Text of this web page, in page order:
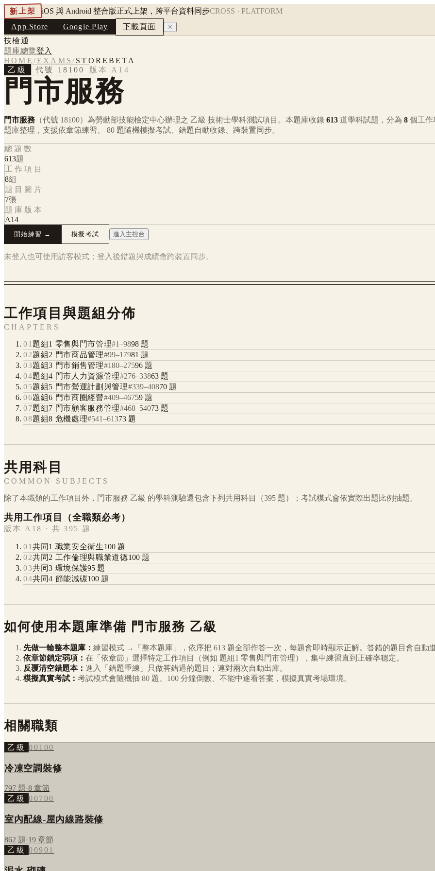
新上架 iOS 與 Android 整合版正式上架，跨平台資料同步CROSS · PLATFORM
App Store
Google Play 下載頁面 ✕
技檢通
題庫總覽登入
HOME /EXAMS/STOREBETA
乙級
代號 18100 版本 A14
門市服務
門市服務 （代號 18100） 為勞動部技能檢定中心辦理之 乙級 技術士學科測試項目。本題庫收錄 613 道學科試題，分為 8 個工作
題庫整理，支援依章節練習、 80 題隨機模擬考試、錯題自動收錄、跨裝置同步。
總題數
613題
工作項目
8組
題目圖片
7張
題庫版本
A14
開始練習 → 模擬考試 進入主控台
未登入也可使用訪客模式；登入後錯題與成績會跨裝置同步。
工作項目與題組分佈
CHAPTERS
01 題組1 零售與門市管理#1–9898 題
02題組2 門市商品管理#99–17981 題
03題組3 門市銷售管理#180–27596題
04題組4 門市人力資源管理#276–33863題
05題組5 門市營運計劃與管理#339–40870題
06題組6 門市商圈經營#409–46759題
07題組7 門市顧客服務管理#468–54073題
08題組8 危機處理#541–61373 題
共用科目
COMMON SUBJECTS
除了本職類的工作項目外， 門市服務 乙級 的學科測驗還包含下列共用科目（395 題）；考試模式會依實際出題比例抽題。
共用工作項目（全職類必考）
版本 A18 · 共 395 題
01共同1 職業安全衛生100題
02共同2 工作倫理與職業道德100題
03共同3 環境保護95 題
04共同4 節能減碳100 題
如何使用本題庫準備 門市服務 乙級
先做一輪整本題庫： 練習模式 →「整本題庫」，依序把 613 題全部作答一次，每題會即時顯示正解。答錯的題目會自動
依章節鎖定弱項： 在「依章節」選擇特定工作項目（例如 題組1 零售與門市管理），集中練習直到正確率穩定。
反覆清空錯題本： 進入「錯題重練」只做答錯過的題目；連對兩次自動出庫。
模擬真實考試： 考試模式會隨機抽 80 題、100 分鐘倒數、不能中途看答案，模擬真實考場環境。
相關職類
乙級 00100
冷凍空調裝修
797 題 ·8 章節
乙級
00700
室內配線-屋內線路裝修
862 題 ·19 章節
乙級
00901